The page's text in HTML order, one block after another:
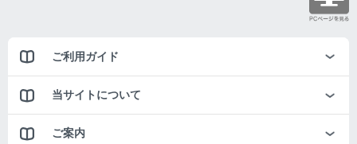
ご利用ガイド
当サイトについて
ご案内